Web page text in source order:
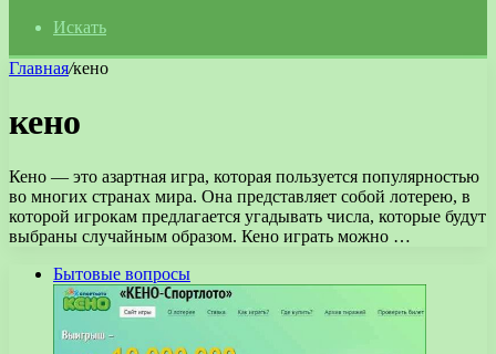
Искать
Главная/кено
кено
Кено — это азартная игра, которая пользуется популярностью
во многих странах мира. Она представляет собой лотерею, в
которой игрокам предлагается угадывать числа, которые будут
выбраны случайным образом. Кено играть можно …
Бытовые вопросы